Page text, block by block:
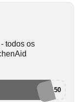
todos os
KAD150